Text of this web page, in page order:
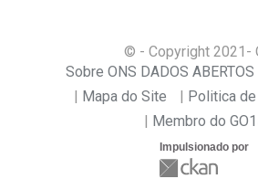
© - Copyright 2021 -
Sobre ONS DADOS ABERTOS
Mapa do Site
Politica
Membro do
Impulsionado por